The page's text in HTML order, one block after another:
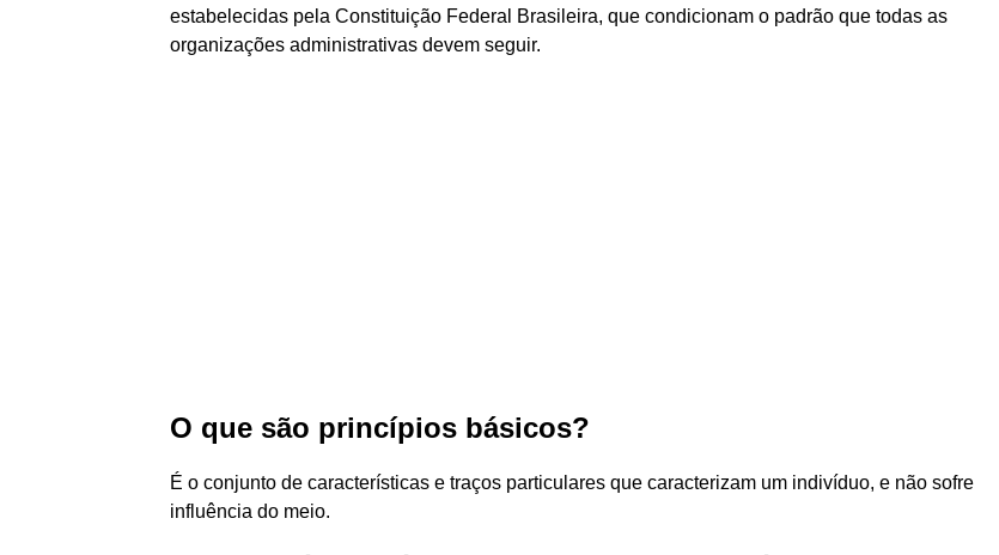
estabelecidas pela Constituição Federal Brasileira, que condicionam o padrão que todas as
organizações administrativas devem seguir.
O que são princípios básicos?
É o conjunto de características e traços particulares que caracterizam um indivíduo, e não sofre
influência do meio.